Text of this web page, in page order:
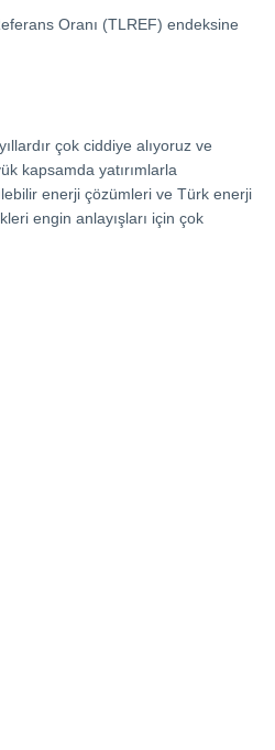
Oranı (TLREF) endeksine
çok ciddiye alıyoruz ve
kapsamda yatırımlarla
enerji çözümleri ve Türk enerji
engin anlayışları için çok